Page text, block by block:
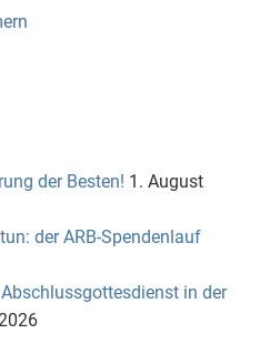
der Besten! 1. August
der ARB-Spendenlauf
in der